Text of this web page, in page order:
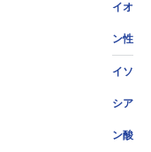
イオ
ン性
イソ
シア
ン酸